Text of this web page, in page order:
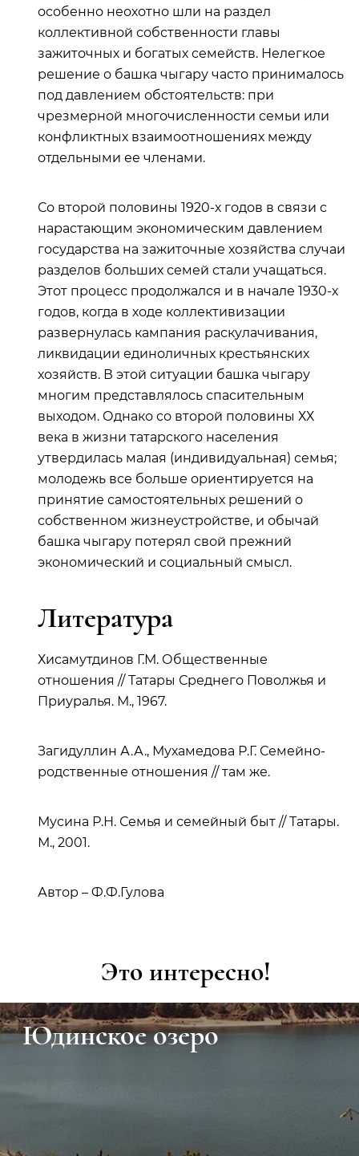
особенно неохотно шли на раздел
коллективной собственности главы
зажиточных и богатых семейств. Нелегкое
решение о башка чыгару часто принималось
под давлением обстоятельств: при
чрезмерной многочисленности семьи или
конфликтных взаимоотношениях между
отдельными ее членами.
Со второй половины 1920-х годов в связи с
нарастающим экономическим давлением
государства на зажиточные хозяйства случаи
разделов больших семей стали учащаться.
Этот процесс продолжался и в начале 1930-х
годов, когда в ходе коллективизации
развернулась кампания раскулачивания,
ликвидации единоличных крестьянских
хозяйств. В этой ситуации башка чыгару
многим представлялось спасительным
выходом. Однако со второй половины ХХ
века в жизни татарского населения
утвердилась малая (индивидуальная) семья;
молодежь все больше ориентируется на
принятие самостоятельных решений о
собственном жизнеустройстве, и обычай
башка чыгару потерял свой прежний
экономический и социальный смысл.
Литература
Хисамутдинов Г.М. Общественные
отношения // Татары Среднего Поволжья и
Приуралья. М., 1967.
Загидуллин А.А., Мухамедова Р.Г. Семейно-
родственные отношения // там же.
Мусина Р.Н. Семья и семейный быт // Татары.
М., 2001.
Автор – Ф.Ф.Гулова
Это интересно!
Юдинское озеро